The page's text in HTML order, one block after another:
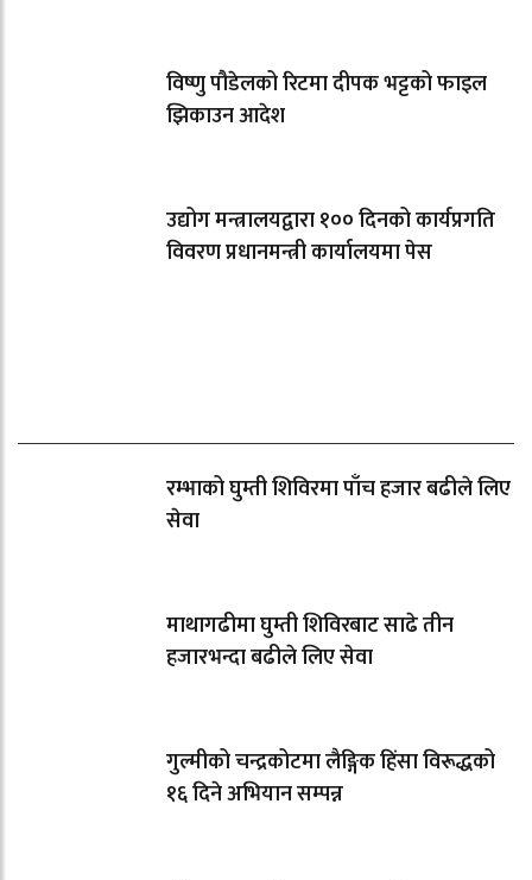
विष्णु पौडेलको रिटमा दीपक भट्टको फाइल
झिकाउन आदेश
उद्योग मन्त्रालयद्वारा १०० दिनको कार्यप्रगति
विवरण प्रधानमन्त्री कार्यालयमा पेस
रम्भाको घुम्ती शिविरमा पाँच हजार बढीले लिए
सेवा
माथागढीमा घुम्ती शिविरबाट साढे तीन
हजारभन्दा बढीले लिए सेवा
गुल्मीको चन्द्रकोटमा लैङ्गिक हिंसा विरूद्धको
१६ दिने अभियान सम्पन्न